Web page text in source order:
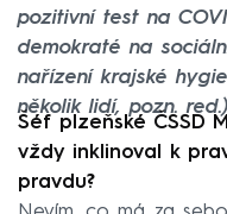
pozitivní test na
demokraté na
nařízení krajské
několik lidí, pozn. red.)
Šéf plzeňské ČSSD
vždy inklinoval k
pravdu?